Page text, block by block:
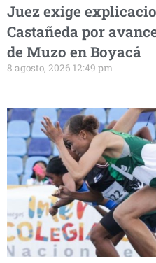
Juez exige
Castañeda por
de Muzo en Boyacá
8 agosto, 2026 12:49 pm